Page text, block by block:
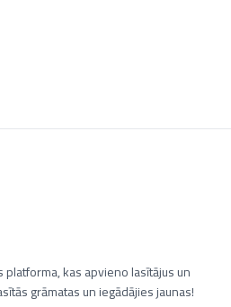
kas apvieno lasītājus un
grāmatas un iegādājies jaunas!